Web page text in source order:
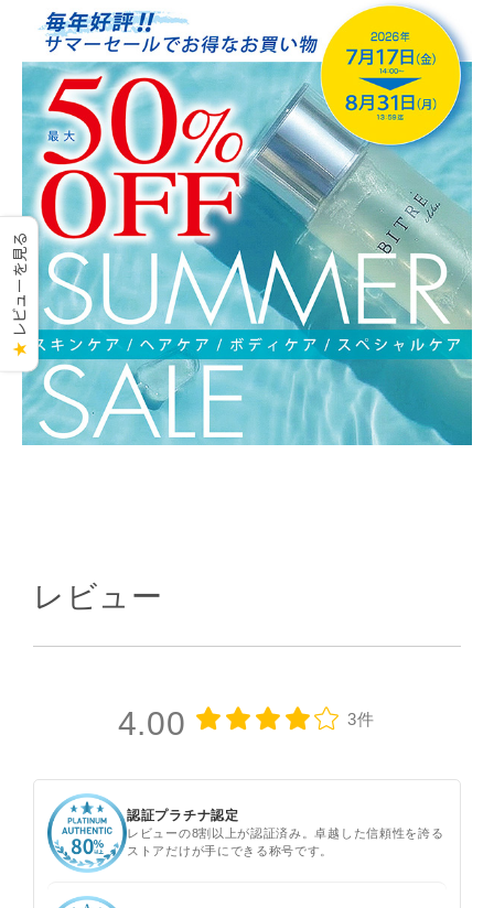
レビュー
4.00 3件
認証プラチナ認定
レビューの8割以上が認証済み。卓越した信頼性を誇る
ストアだけが手にできる称号です。
★
レビューを見る